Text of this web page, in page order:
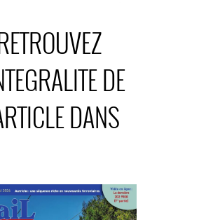
à l’atelier de Massy.
DE
DANS